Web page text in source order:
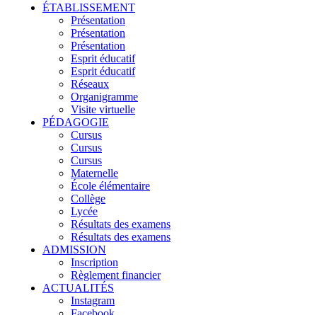
ÉTABLISSEMENT
Présentation
Présentation
Présentation
Esprit éducatif
Esprit éducatif
Réseaux
Organigramme
Visite virtuelle
PÉDAGOGIE
Cursus
Cursus
Cursus
Maternelle
École élémentaire
Collège
Lycée
Résultats des examens
Résultats des examens
ADMISSION
Inscription
Règlement financier
ACTUALITÉS
Instagram